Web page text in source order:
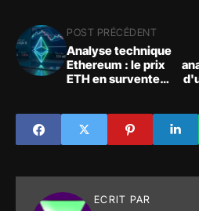
POST PRÉCÉDENT
Analyse technique
Ethereum : le prix
ETH en survente
ECRIT PAR